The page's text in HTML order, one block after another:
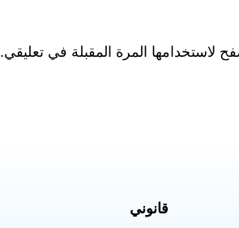
لاستخدامها المرة المقبلة في تعليقي.
قانوني